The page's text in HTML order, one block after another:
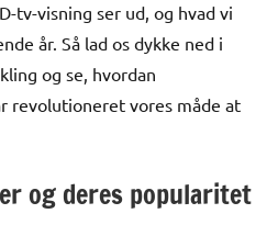
tv-visning ser ud, og hvad vi
år. Så lad os dykke ned i
og se, hvordan
revolutioneret vores måde at
og deres popularitet